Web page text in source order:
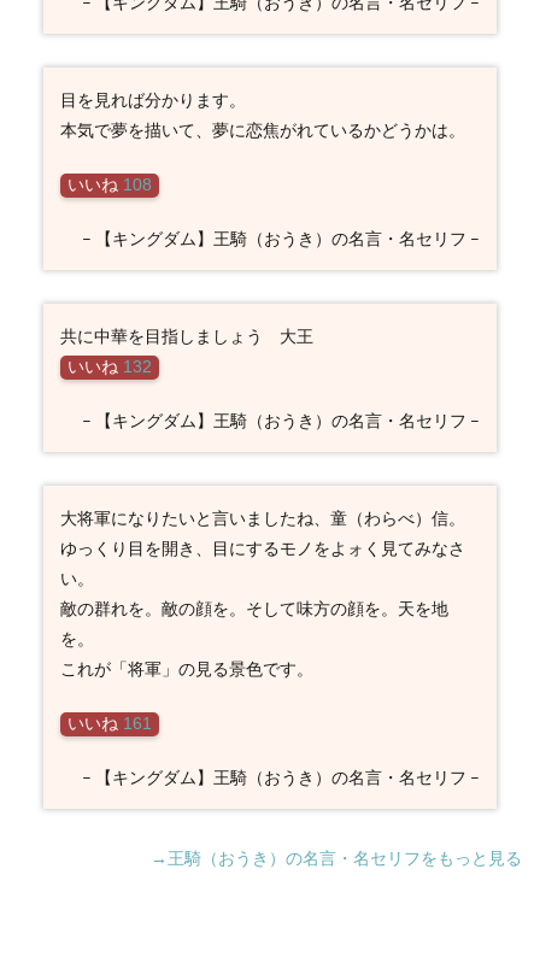
目を見れば分かります。
本気で夢を描いて、夢に恋焦がれているかどうかは。
いいね 108
– 【キングダム】王騎（おうき）の名言・名セリフ –
共に中華を目指しましょう 大王
いいね 132
– 【キングダム】王騎（おうき）の名言・名セリフ –
大将軍になりたいと言いましたね、童（わらべ）信。
ゆっくり目を開き、目にするモノをよォく見てみなさ
い。
敵の群れを。敵の顔を。そして味方の顔を。天を地
を。
これが「将軍」の見る景色です。
いいね 161
– 【キングダム】王騎（おうき）の名言・名セリフ –
→王騎（おうき）の名言・名セリフをもっと見る